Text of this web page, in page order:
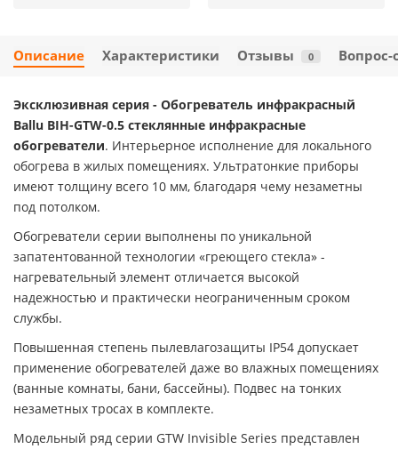
Описание Характеристики Отзывы 0 Вопрос-
Эксклюзивная серия - Обогреватель инфракрасный
Ballu BIH-GTW-0.5 стеклянные инфракрасные
обогреватели. Интерьерное исполнение для локального
обогрева в жилых помещениях. Ультратонкие приборы
имеют толщину всего 10 мм, благодаря чему незаметны
под потолком.
Обогреватели серии выполнены по уникальной
запатентованной технологии «греющего стекла» -
нагревательный элемент отличается высокой
надежностью и практически неограниченным сроком
службы.
Повышенная степень пылевлагозащиты IP54 допускает
применение обогревателей даже во влажных помещениях
(ванные комнаты, бани, бассейны). Подвес на тонких
незаметных тросах в комплекте.
Модельный ряд серии GTW Invisible Series представлен